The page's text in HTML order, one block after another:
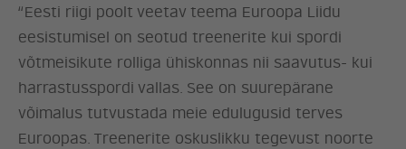
“Eesti riigi poolt veetav teema Euroopa Liidu
eesistumisel on seotud treenerite kui spordi
võtmeisikute rolliga ühiskonnas nii saavutus- kui
harrastusspordi vallas. See on suurepärane
võimalus tutvustada meie edulugusid terves
Euroopas. Treenerite oskuslikku tegevust noorte